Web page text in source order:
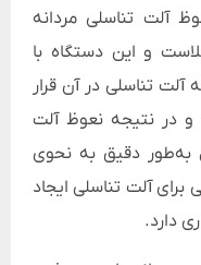
آلت تناسلی مردانه
و این دستگاه با
آلت تناسلی در آن قرار
و در نتیجه نعوظ آلت
به‌طور دقیق به نحوی
آلت تناسلی ایجاد
دارد.